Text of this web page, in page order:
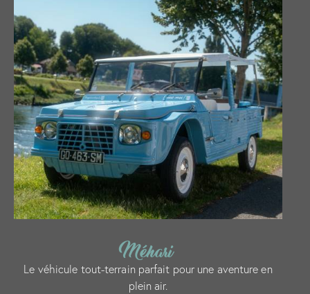
Méhari
Le véhicule tout-terrain parfait pour une aventure en
plein air.